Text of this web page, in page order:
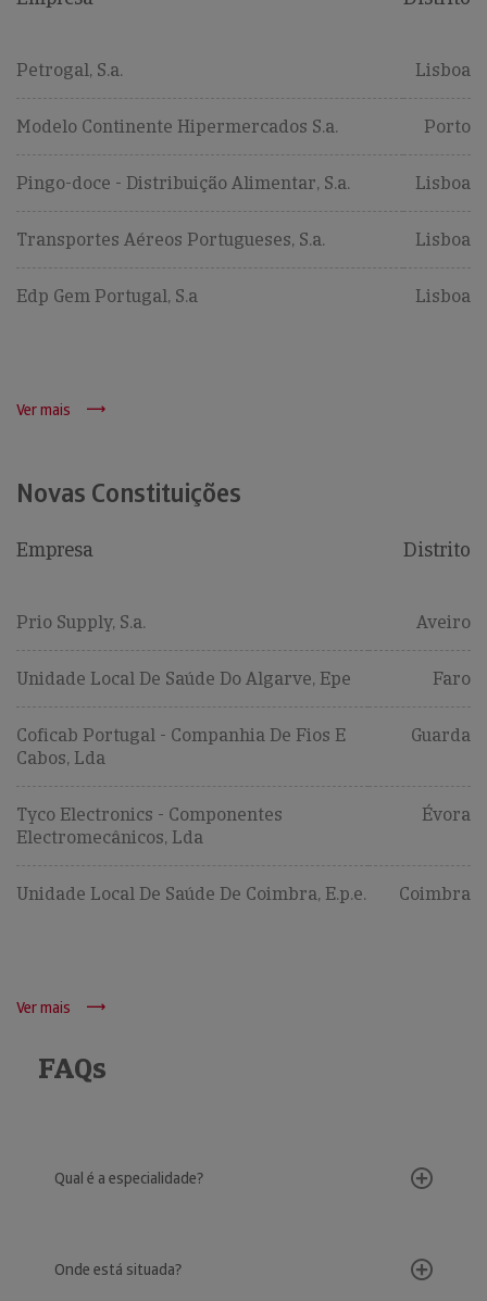
Petrogal, S.a. Lisboa
Modelo Continente Hipermercados S.a. Porto
Pingo-doce - Distribuição Alimentar, S.a. Lisboa
Transportes Aéreos Portugueses, S.a. Lisboa
Edp Gem Portugal, S.a Lisboa
Ver mais
Novas Constituições
Empresa Distrito
Prio Supply, S.a. Aveiro
Unidade Local De Saúde Do Algarve, Epe Faro
Coficab Portugal - Companhia De Fios E
Cabos, Lda
Guarda
Tyco Electronics - Componentes
Electromecânicos, Lda
Évora
Unidade Local De Saúde De Coimbra, E.p.e. Coimbra
Ver mais
FAQs
Qual é a especialidade?
Onde está situada?